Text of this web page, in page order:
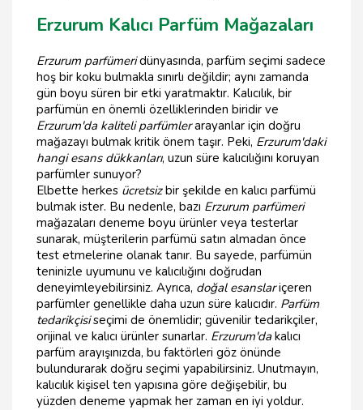
Erzurum Kalıcı Parfüm Mağazaları
Erzurum parfümeridünyasında, parfüm seçimi sadece
hoş bir koku bulmakla sınırlı değildir; aynı zamanda
gün boyu süren bir etki yaratmaktır. Kalıcılık, bir
parfümün en önemli özelliklerinden biridir ve
Erzurum'da kaliteli parfümlerarayanlar için doğru
mağazayı bulmak kritik önem taşır. Peki, Erzurum'daki
hangi esans dükkanları, uzun süre kalıcılığını koruyan
parfümler sunuyor?
Elbette herkes ücretsizbir şekilde en kalıcı parfümü
bulmak ister. Bu nedenle, bazı Erzurum parfümeri
mağazaları deneme boyu ürünler veya testerlar
sunarak, müşterilerin parfümü satın almadan önce
test etmelerine olanak tanır. Bu sayede, parfümün
teninizle uyumunu ve kalıcılığını doğrudan
deneyimleyebilirsiniz. Ayrıca, doğal esanslariçeren
parfümler genellikle daha uzun süre kalıcıdır. Parfüm
tedarikçisiseçimi de önemlidir; güvenilir tedarikçiler,
orijinal ve kalıcı ürünler sunarlar. Erzurum'dakalıcı
parfüm arayışınızda, bu faktörleri göz önünde
bulundurarak doğru seçimi yapabilirsiniz. Unutmayın,
kalıcılık kişisel ten yapısına göre değişebilir, bu
yüzden deneme yapmak her zaman en iyi yoldur.